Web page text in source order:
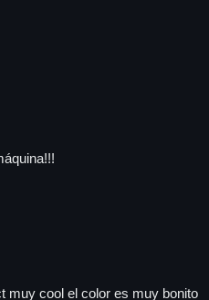
muy cool el color es muy bonito